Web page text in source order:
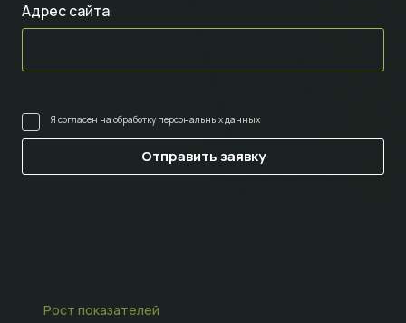
Адрес сайта
Я согласен на обработку персональных данных
Рост показателей